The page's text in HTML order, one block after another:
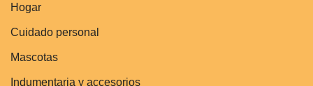
Hogar
Cuidado personal
Mascotas
Indumentaria y accesorios